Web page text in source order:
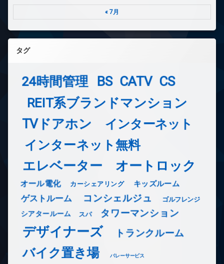
« 7月
タグ
24時間管理 BS CATV CS
REIT系ブランドマンション
TVドアホン インターネット
インターネット無料
エレベーター オートロック
オール電化 カーシェアリング キッズルーム
ゲストルーム コンシェルジュ ゴルフレンジ
シアタールーム スパ タワーマンション
デザイナーズ トランクルーム
バイク置き場 バレーサービス